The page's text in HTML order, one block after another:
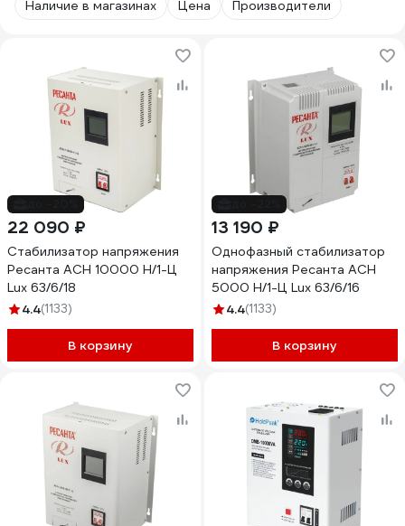
Наличие в магазинах Цена Производители
22 090 ₽
Стабилизатор напряжения
Ресанта АСН 10000 Н/1-Ц
Lux 63/6/18
4.4(1133)
В корзину
13 190 ₽
Однофазный стабилизатор
напряжения Ресанта АСН
5000 Н/1-Ц Lux 63/6/16
4.4(1133)
В корзину